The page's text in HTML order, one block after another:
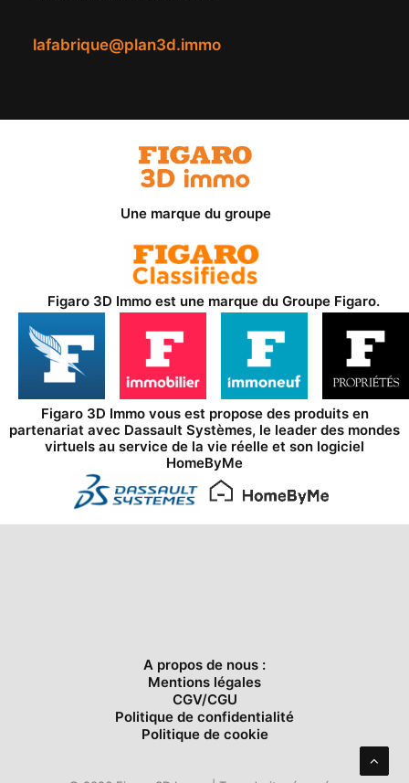
lafabrique@plan3d.immo
Une marque du groupe
Figaro 3D Immo est une marque du Groupe Figaro.
Figaro 3D Immo vous est propose des produits en
partenariat avec Dassault Systèmes, le leader des mondes
virtuels au service de la vie réelle et son logiciel
HomeByMe
A propos de nous :
Mentions légales
CGV/CGU
Politique de confidentialité
Politique de cookie